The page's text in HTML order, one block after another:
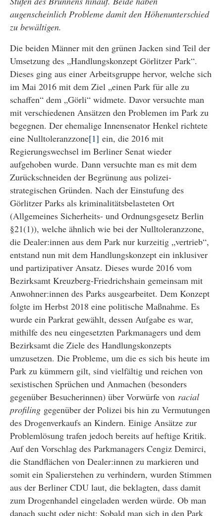
augenscheinlich Probleme damit den Höhenunterschied
zu bewältigen.
Die beiden Männer mit den grünen Jacken sind Teil der
Umsetzung des „Handlungskonzept Görlitzer Park“.
Dieses ging aus einer Arbeitsgruppe hervor, welche sich
im Mai 2016 mit dem Ziel „einen Park für alle zu
schaffen“ dem „Görli“ widmete. Davor versuchte man
mit verschiedenen Ansätzen den Problemen im Park zu
begegnen. Der ehemalige Innensenator Henkel richtete
eine Nulltoleranzzone[1] ein, die 2016 mit
Regierungswechsel im Berliner Senat wieder
aufgehoben wurde. Dann versuchte man es mit dem
Zurückschneiden der Begrünung aus polizei-
strategischen Gründen. Nach der Einstufung des
Görlitzer Parks als kriminalitätsbelasteten Ort
(Allgemeines Sicherheits- und Ordnungsgesetz Berlin
§21(1)), welche ähnlich wie bei der Nulltoleranzzone,
die Dealer:innen aus dem Park nur kurzeitig „vertrieb“,
entstand nun mit dem Handlungskonzept ein inklusiver
und partizipativer Ansatz. Dieses wurde 2016 vom
Bezirksamt Kreuzberg-Friedrichshain gemeinsam mit
Anwohner:innen des Parks ausgearbeitet. Dem Konzept
folgte im Herbst 2018 eine politische Maßnahme. Es
wurde ein Parkrat gewählt, dessen Aufgabe es war,
mithilfe des neu eingesetzten Parkmanagers und dem
Bezirksamt die Ziele des Handlungskonzepts
umzusetzen. Die Probleme, um die es sich bis heute im
Park zu kümmern gilt, sind vielfältig und reichen von
sexistischen Sprüchen und Anmachen (besonders
gegenüber Besucherinnen) über Vorwürfe von racial
profiling gegenüber der Polizei bis hin zu Vermutungen
des Drogenverkaufs an Kindern. Einige Ansätze zur
Problemlösung trafen jedoch bereits auf heftige Kritik.
Auf den Vorschlag des Parkmanagers Cengiz Demirci,
die Standflächen von Dealer:innen zu markieren und
somit ein Spalierstehen zu verhindern, wurden Stimmen
aus der Berliner CDU laut, die beklagten, dass damit
zum Drogenhandel eingeladen werden würde. Ob man
danach sucht oder nicht: Sobald man sich in den Park